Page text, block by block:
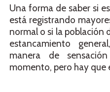
Una forma de saber si
está registrando
normal o si la población
estancamiento
manera de
momento, pero hay que